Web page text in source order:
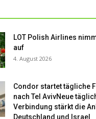
LOT Polish Airlines
auf
4. August 2026
Condor startet tägliche
nach Tel AvivNeue
Verbindung stärkt die
Deutschland und Israel